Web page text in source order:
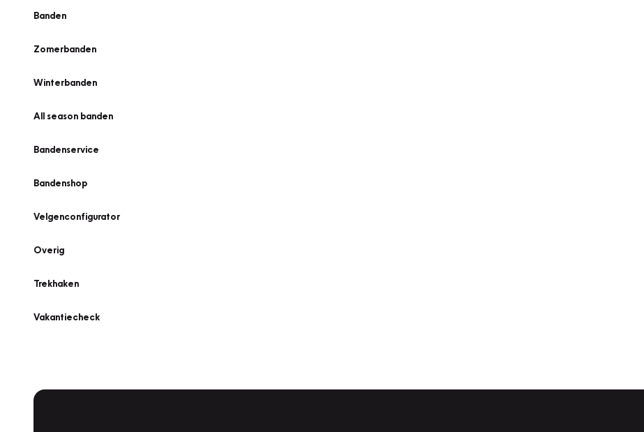
Banden
Zomerbanden
Winterbanden
All season banden
Bandenservice
Bandenshop
Velgenconfigurator
Overig
Trekhaken
Vakantiecheck